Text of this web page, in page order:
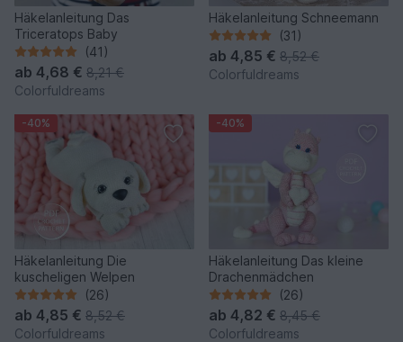
Häkelanleitung Das
Triceratops Baby
(41)
ab 4,68 € 8,21 €
Colorfuldreams
Häkelanleitung Schneemann
(31)
ab 4,85 € 8,52 €
Colorfuldreams
-40%
Häkelanleitung Die
kuscheligen Welpen
(26)
ab 4,85 € 8,52 €
Colorfuldreams
-40%
Häkelanleitung Das kleine
Drachenmädchen
(26)
ab 4,82 € 8,45 €
Colorfuldreams